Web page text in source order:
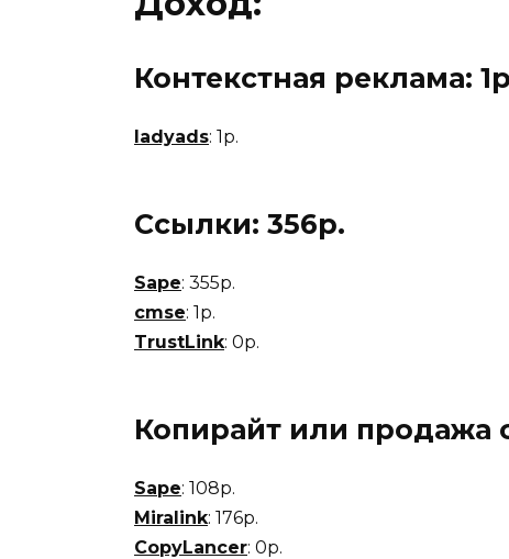
Контекстная реклама:
ladyads: 1р.
Ссылки: 356р.
Sape: 355р.
cmse: 1р.
TrustLink: 0р.
Копирайт или продажа
Sape: 108р.
Miralink: 176р.
CopyLancer: 0р.